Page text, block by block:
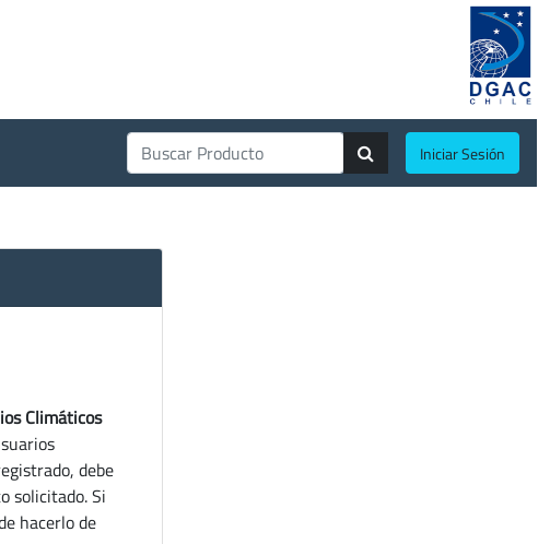
Iniciar Sesión
Climáticos
debe
solicitado. Si
hacerlo de